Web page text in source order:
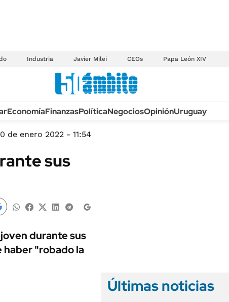
Industria Javier Milei CEOs Papa León XIV
TECNOLOGÍA
MÉXICO
MUNDO
LIFESTYLE
AUTOS
EconomíaFinanzasPolíticaNegociosOpiniónUruguay
de enero 2022 - 11:54
sus
durante sus
haber "robado la
Últimas noticias